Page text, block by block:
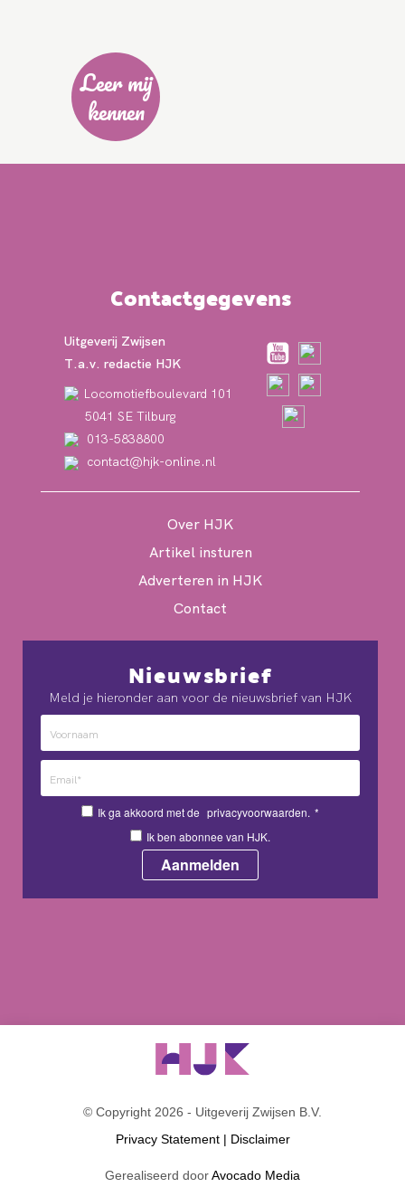
Leer mij
kennen
Nieuwsbrief
Meld je hieronder aan voor de nieuwsbrief van HJK
Ik ga akkoord met de privacyvoorwaarden. *
Ik ben abonnee van HJK.
Over HJK
Artikel insturen
Adverteren in HJK
Contact
Contactgegevens
Uitgeverij Zwijsen
T.a.v. redactie HJK
Locomotiefboulevard 101
5041 SE Tilburg
013-5838800
contact@hjk-online.nl
© Copyright 2026 - Uitgeverij Zwijsen B.V.
Privacy Statement| Disclaimer
Gerealiseerd doorAvocado Media